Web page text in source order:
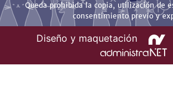
Queda prohibida la copia, utilización de
consentimiento previo y
Diseño y maquetación